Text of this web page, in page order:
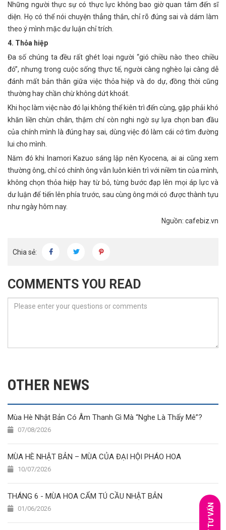
Những người thực sự có thực lực không bao giờ quan tâm đến sĩ
diện. Họ có thể nói chuyện thẳng thắn, chỉ rõ đúng sai và dám làm
theo ý mình mặc dư luận chỉ trích.
4. Thỏa hiệp
Đa số chúng ta đều rất ghét loại người “gió chiều nào theo chiều
đó”, nhưng trong cuộc sống thực tế, người càng nghèo lại càng dễ
đánh mất bản thân giữa việc thỏa hiệp và do dự, đồng thời cũng
thường hay chần chừ không dứt khoát.
Khi học làm việc nào đó lại không thể kiên trì đến cùng, gặp phải khó
khăn liền chùn chân, thậm chí còn nghi ngờ sự lựa chọn ban đầu
của chính mình là đúng hay sai, dùng việc đó làm cái cớ tìm đường
lui cho mình.
Năm đó khi Inamori Kazuo sáng lập nên Kyocena, ai ai cũng xem
thường ông, chỉ có chính ông vẫn luôn kiên trì với niềm tin của mình,
không chọn thỏa hiệp hay từ bỏ, từng bước đạp lên mọi áp lực và
dư luận để tiến lên phía trước, sau cùng ông mới có được thành tựu
như ngày hôm nay.
Nguồn: cafebiz.vn
Chia sẻ:
COMMENTS YOU READ
OTHER NEWS
Mùa Hè Nhật Bản Có Âm Thanh Gì Mà “Nghe Là Thấy Mê”?
07/08/2026
MÙA HÈ NHẬT BẢN – MÙA CỦA ĐẠI HỘI PHÁO HOA
10/07/2026
THÁNG 6 - MÙA HOA CẨM TÚ CẦU NHẬT BẢN
01/06/2026